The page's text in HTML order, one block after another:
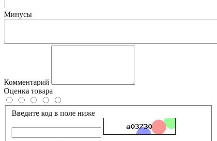
Минусы
Комментарий
Оценка товара
Введите код в поле ниже